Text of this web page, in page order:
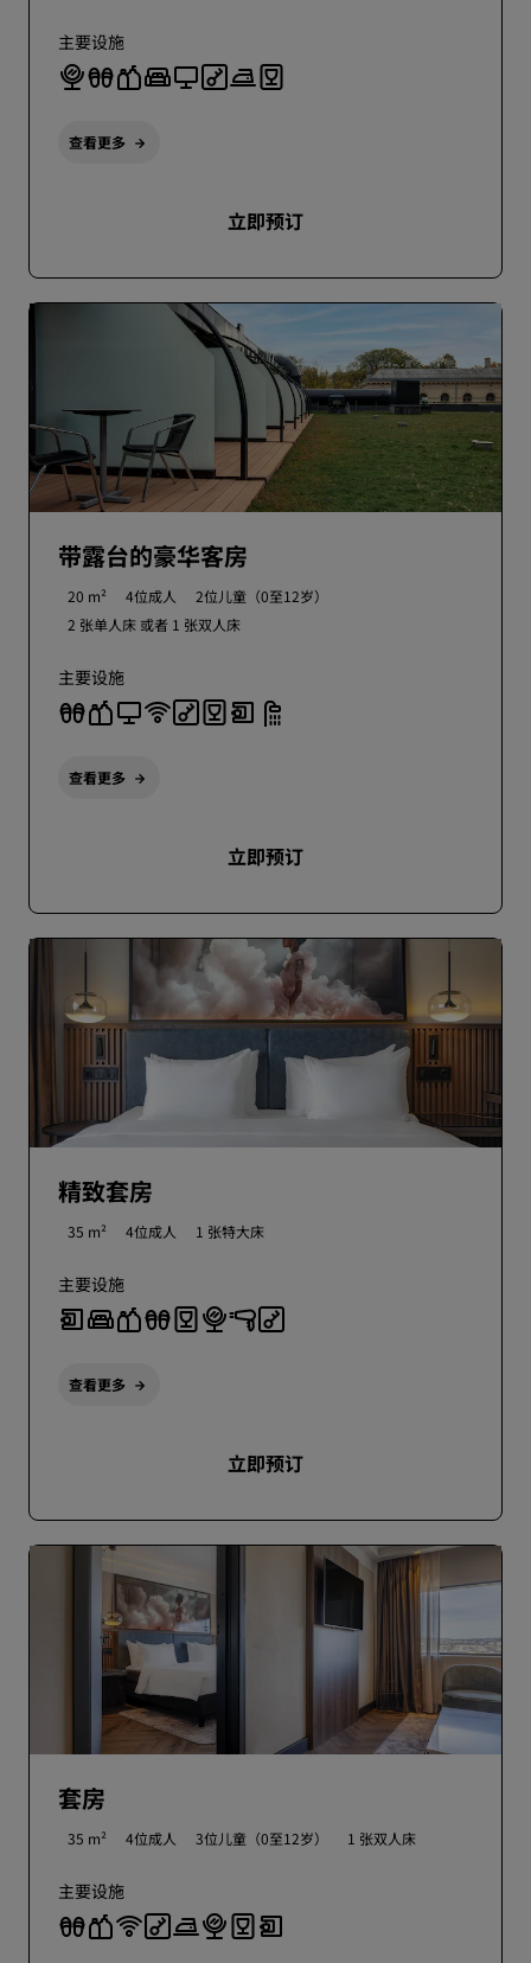
主要设施
查看更多
立即预订
带露台的豪华客房
20 m² 4位成人
2位儿童（0至12岁）
2 张单人床 或者 1 张双人床
主要设施
查看更多
立即预订
精致套房
35 m² 4位成人 1 张特大床
主要设施
查看更多
立即预订
套房
35 m² 4位成人 3位儿童（0至12岁） 1 张双人床
主要设施